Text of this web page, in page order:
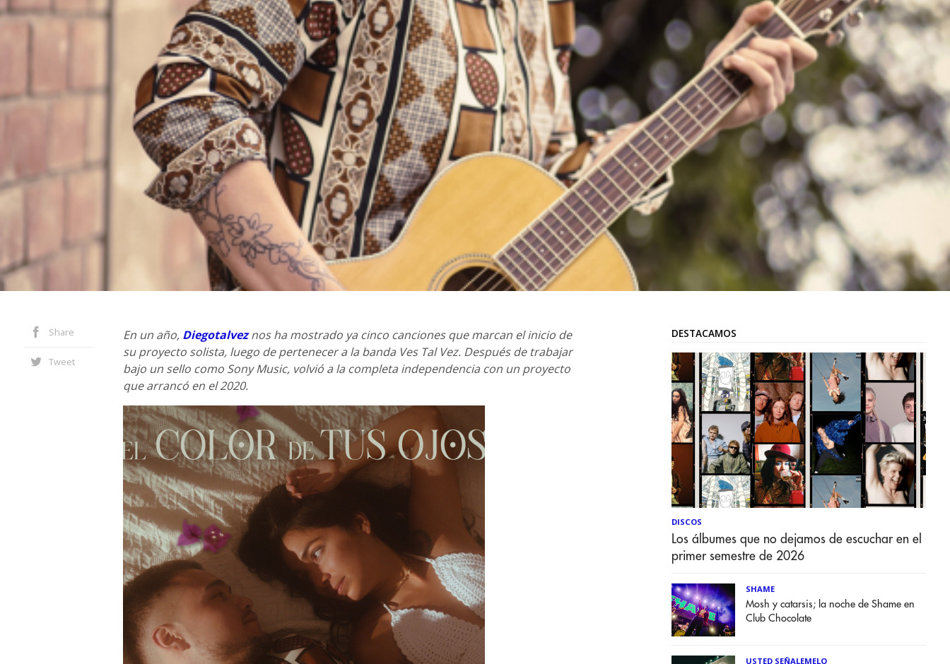
Share
Tweet
En un año, Diegotalveznos ha mostrado ya cinco canciones que marcan el inicio de
su proyecto solista, luego de pertenecer a la banda Ves Tal Vez. Después de trabajar
bajo un sello como Sony Music, volvió a la completa independencia con un proyecto
que arrancó en el 2020.
DESTACAMOS
DISCOS
Los álbumes que no dejamos de escuchar en el
primer semestre de 2026
SHAME
Mosh y catarsis; la noche de Shame en
Club Chocolate
USTED SEÑALEMELO